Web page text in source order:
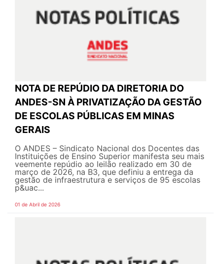
NOTA DE REPÚDIO DA DIRETORIA DO
ANDES-SN À PRIVATIZAÇÃO DA GESTÃO
DE ESCOLAS PÚBLICAS EM MINAS
GERAIS
O ANDES – Sindicato Nacional dos Docentes das
Instituições de Ensino Superior manifesta seu mais
veemente repúdio ao leilão realizado em 30 de
março de 2026, na B3, que definiu a entrega da
gestão de infraestrutura e serviços de 95 escolas
p&uac...
01 de Abril de 2026